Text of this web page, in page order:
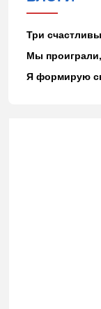
Три
Мы
Я формирую